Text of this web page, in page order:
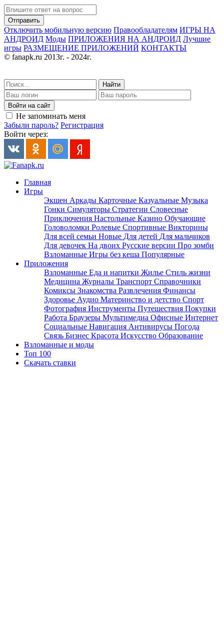
Отправить
Отключить мобильную версию Правообладателям ИГРЫ НА
АНДРОИД Моды ПРИЛОЖЕНИЯ НА АНДРОИД Лучшие
игры РАЗМЕЩЕНИЕ ПРИЛОЖЕНИЙ КОНТАКТЫ
© fanapk.ru 2013г. - 2024г.
Найти
Войти на сайт
Не запоминать меня
Забыли пароль? Регистрация
Войти через:
Главная
Игры
Экшен Аркады Карточные Казуальные Музыка
Гонки Симуляторы Стратегии Словесные
Приключения Настольные Казино Обучающие
Головоломки Ролевые Спортивные Викторины
Для всей семьи Новые Для детей Для мальчиков
Для девочек На двоих Русские версии Про зомби
Взломанные Игры без кеша Популярные
Приложения
Взломанные Еда и напитки Жилье Стиль жизни
Медицина Журналы Транспорт Справочники
Комиксы Знакомства Развлечения Финансы
Здоровье Аудио Материнство и детство Спорт
Фотография Инструменты Путешествия Покупки
Работа Браузеры Мультимедиа Офисные Интернет
Социальные Навигация Антивирусы Погода
Связь Бизнес Красота Искусство Образование
Взломанные и моды
Топ 100
Скачать ставки